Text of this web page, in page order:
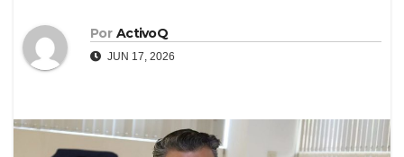
Por ActivoQ
JUN 17, 2026